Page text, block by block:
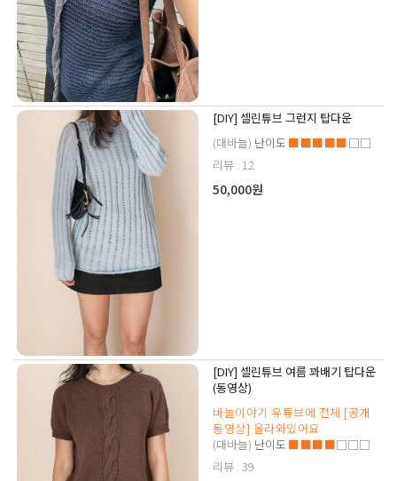
[DIY] 셀린튜브 그런지 탑다운
(대바늘) 난이도 ■■■■■□□
리뷰 : 12
50,000원
[DIY] 셀린튜브 여름 꽈배기 탑다운
(동영상)
바늘이야기 유튜브에 전체 [공개
동영상] 올라와있어요
(대바늘) 난이도 ■■■■□□□
리뷰 : 39